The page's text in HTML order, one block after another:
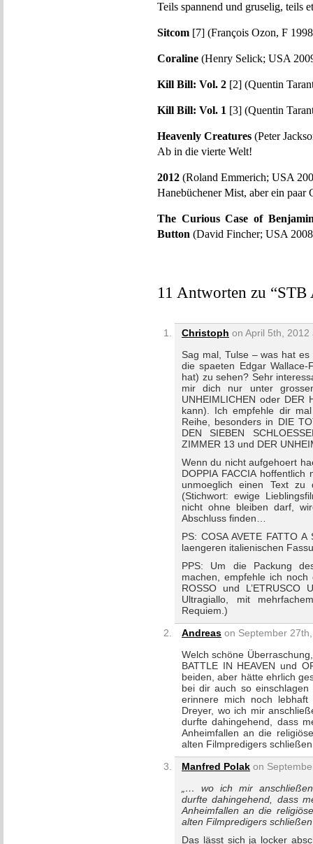
Teils spannend und gruselig, teils
Sitcom [7] (François Ozon, F
Coraline (Henry Selick; USA
Kill Bill: Vol. 2 [2] (Quentin
Kill Bill: Vol. 1 [3] (Quentin
Heavenly Creatures (Peter
Ab in die vierte Welt!
2012 (Roland Emmerich; USA
Hanebüchener Mist, aber ein paar
The Curious Case of
Button (David Fincher; USA
11 Antworten zu
Christoph on April 5th, 2012
Sag mal, Tulse – was hat
die spaeten Edgar
hat) zu sehen? Sehr
mir dich nur unter
UNHEIMLICHEN oder DER
kann). Ich empfehle dir
Reihe, besonders in DIE
DEN SIEBEN
ZIMMER 13 und DER
Wenn du nicht aufgehoert
DOPPIA FACCIA
unmoeglich einen Text zu
(Stichwort: ewige
nicht ohne bleiben darf,
Abschluss finden…
PS: COSA AVETE FATTO
laengeren italienischen
PPS: Um die Packung
machen, empfehle ich noch
ROSSO und L’ETRUSCO
Ultragiallo, mit
Requiem.)
Andreas on September
Welch schöne
BATTLE IN HEAVEN und
beiden, aber hätte ehrlich
bei dir auch so einschlagen
erinnere mich noch
Dreyer, wo ich mir
durfte dahingehend, dass
Anheimfallen an die
alten Filmpredigers
Manfred Polak on
„… wo ich mir
durfte dahingehend, dass
Anheimfallen an die
alten Filmpredigers schließen
Das lässt sich ja locker